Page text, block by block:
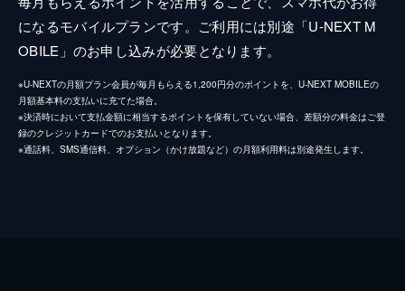
になるモバイルプランです。ご利用には別途「U-NEXT M
OBILE」のお申し込みが必要となります。
※U-NEXTの月額プラン会員が毎月もらえる1,200円分のポイントを、U-NEXT MOBILEの
月額基本料の支払いに充てた場合。
※決済時において支払金額に相当するポイントを保有していない場合、差額分の料金はご登
録のクレジットカードでのお支払いとなります。
※通話料、SMS通信料、オプション（かけ放題など）の月額利用料は別途発生します。